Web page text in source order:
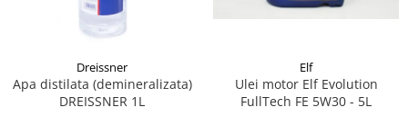
Dreissner
Apa distilata (demineralizata)
DREISSNER 1L
Elf
Ulei motor Elf Evolution
FullTech FE 5W30 - 5L